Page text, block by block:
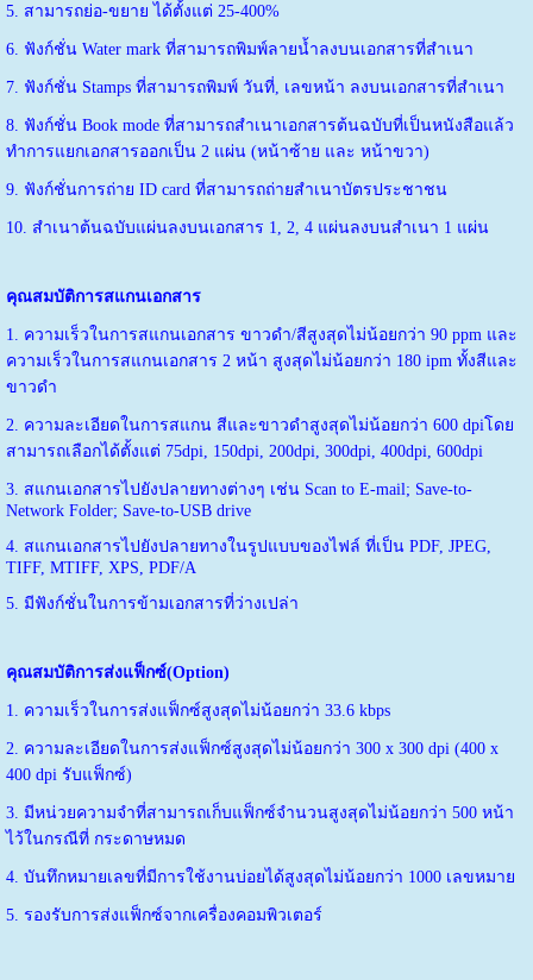
5. สามารถย่อ-ขยาย ได้ตั้งแต่ 25-400%
6. ฟังก์ชั่น Water mark ที่สามารถพิมพ์ลายน้ำลงบนเอกสารที่สำเนา
7. ฟังก์ชั่น Stamps ที่สามารถพิมพ์ วันที่, เลขหน้า ลงบนเอกสารที่สำเนา
8. ฟังก์ชั่น Book mode ที่สามารถสำเนาเอกสารต้นฉบับที่เป็นหนังสือแล้ว
ทำการแยกเอกสารออกเป็น 2 แผ่น (หน้าซ้าย และ หน้าขวา)
9. ฟังก์ชั่นการถ่าย ID card ที่สามารถถ่ายสำเนาบัตรประชาชน
10. สำเนาต้นฉบับแผ่นลงบนเอกสาร 1, 2, 4 แผ่นลงบนสำเนา 1 แผ่น
คุณสมบัติการสแกนเอกสาร
1. ความเร็วในการสแกนเอกสาร ขาวดำ/สีสูงสุดไม่น้อยกว่า 90 ppm และ
ความเร็วในการสแกนเอกสาร 2 หน้า สูงสุดไม่น้อยกว่า 180 ipm ทั้งสีและ
ขาวดำ
2. ความละเอียดในการสแกน สีและขาวดำสูงสุดไม่น้อยกว่า 600 dpiโดย
สามารถเลือกได้ตั้งแต่ 75dpi, 150dpi, 200dpi, 300dpi, 400dpi, 600dpi
3. สแกนเอกสารไปยังปลายทางต่างๆ เช่น Scan to E-mail; Save-to-
Network Folder; Save-to-USB drive
4. สแกนเอกสารไปยังปลายทางในรูปแบบของไฟล์ ที่เป็น PDF, JPEG,
TIFF, MTIFF, XPS, PDF/A
5. มีฟังก์ชั่นในการข้ามเอกสารที่ว่างเปล่า
คุณสมบัติการส่งแฟ็กซ์(Option)
1. ความเร็วในการส่งแฟ็กซ์สูงสุดไม่น้อยกว่า 33.6 kbps
2. ความละเอียดในการส่งแฟ็กซ์สูงสุดไม่น้อยกว่า 300 x 300 dpi (400 x
400 dpi รับแฟ็กซ์)
3. มีหน่วยความจำที่สามารถเก็บแฟ็กซ์จำนวนสูงสุดไม่น้อยกว่า 500 หน้า
ไว้ในกรณีที่ กระดาษหมด
4. บันทึกหมายเลขที่มีการใช้งานบ่อยได้สูงสุดไม่น้อยกว่า 1000 เลขหมาย
5. รองรับการส่งแฟ็กซ์จากเครื่องคอมพิวเตอร์